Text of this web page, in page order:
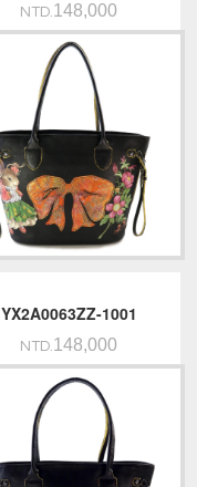
NTD.148,000
YX2A0063ZZ-1001
NTD.148,000